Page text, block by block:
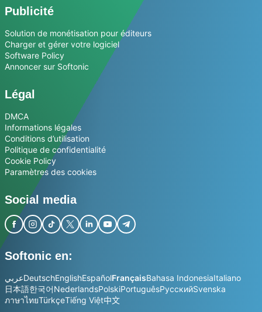
Publicité
Solution de monétisation pour éditeurs
Charger et gérer votre logiciel
Software Policy
Annoncer sur Softonic
Légal
DMCA
Informations légales
Conditions d’utilisation
Politique de confidentialité
Cookie Policy
Paramètres des cookies
Social media
Softonic en:
عربيDeutschEnglishEspañolFrançaisBahasa IndonesiaItaliano
日本語한국어NederlandsPolskiPortuguêsРусскийSvenska
ภาษาไทยTürkçeTiếng Việt中文